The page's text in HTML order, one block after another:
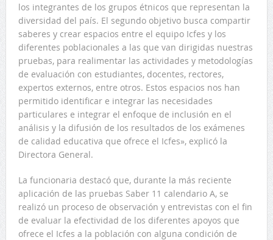
los integrantes de los grupos étnicos que representan la
diversidad del país. El segundo objetivo busca compartir
saberes y crear espacios entre el equipo Icfes y los
diferentes poblacionales a las que van dirigidas nuestras
pruebas, para realimentar las actividades y metodologías
de evaluación con estudiantes, docentes, rectores,
expertos externos, entre otros. Estos espacios nos han
permitido identificar e integrar las necesidades
particulares e integrar el enfoque de inclusión en el
análisis y la difusión de los resultados de los exámenes
de calidad educativa que ofrece el Icfes», explicó la
Directora General.
La funcionaria destacó que, durante la más reciente
aplicación de las pruebas Saber 11 calendario A, se
realizó un proceso de observación y entrevistas con el fin
de evaluar la efectividad de los diferentes apoyos que
ofrece el Icfes a la población con alguna condición de